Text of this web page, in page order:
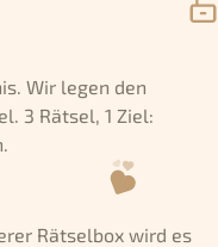
Wir legen den
3 Rätsel, 1 Ziel:
Rätselbox wird es